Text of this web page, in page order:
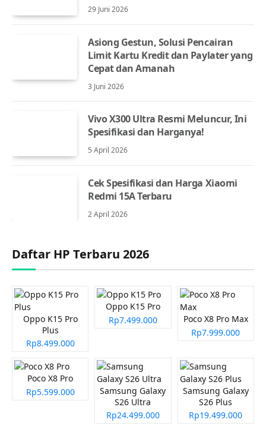
29 Juni 2026
Asiong Gestun, Solusi Pencairan
Limit Kartu Kredit dan Paylater yang
Cepat dan Amanah
3 Juni 2026
Vivo X300 Ultra Resmi Meluncur, Ini
Spesifikasi dan Harganya!
5 April 2026
Cek Spesifikasi dan Harga Xiaomi
Redmi 15A Terbaru
2 April 2026
Daftar HP Terbaru 2026
Oppo K15 Pro
Plus
Rp8.499.000
Oppo K15 Pro
Rp7.499.000
Poco X8 Pro Max
Rp7.999.000
Poco X8 Pro
Rp5.599.000
Samsung Galaxy
S26 Ultra
Rp24.499.000
Samsung Galaxy
S26 Plus
Rp19.499.000